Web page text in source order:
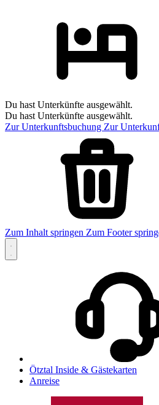
Du hast Unterkünfte ausgewählt.
Du hast Unterkünfte ausgewählt.
Zur Unterkunftsbuchung Zur
Zum Inhalt springen Zum Footer
Ötztal Inside & Gästekarten
Anreise